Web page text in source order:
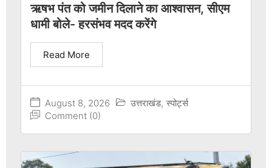
ऋषभ पंत को जमीन दिलाने का आश्वासन, सीएम
धामी बोले- हरसंभव मदद करेंगे
August 8, 2026 उत्तराखंड, स्पोर्ट्स
Comment (0)
Read More